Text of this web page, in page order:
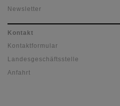
Newsletter
Kontakt
Kontaktformular
Landesgeschäftsstelle
Anfahrt